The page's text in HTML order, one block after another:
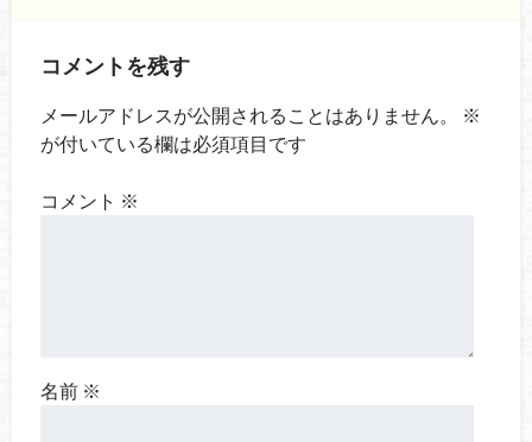
コメントを残す
メールアドレスが公開されることはありません。
※
が付いている欄は必須項目です
コメント ※
名前 ※